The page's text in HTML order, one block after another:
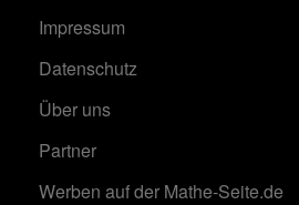
Impressum
Datenschutz
Über uns
Partner
Werben auf der Mathe-Seite.de